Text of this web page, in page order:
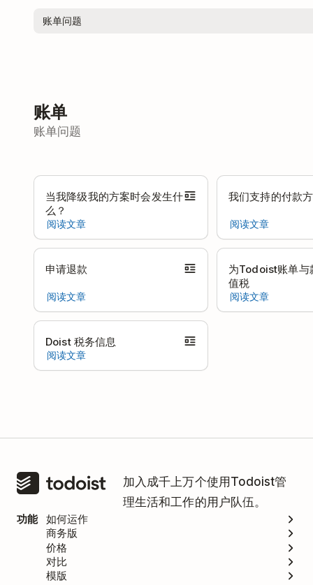
账单
账单问题
当我降级我的方案时会发生什
么？
阅读文章
我们支持的付款
阅读文章
申请退款
阅读文章
为Todoist账单与
值税
阅读文章
Doist 税务信息
阅读文章
加入成千上万个使用Todoist管
理生活和工作的用户队伍。
功能
如何运作
商务版
价格
对比
模版